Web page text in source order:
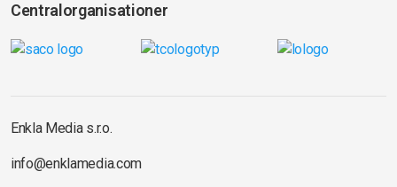
Centralorganisationer
Enkla Media s.r.o.
info@enklamedia.com